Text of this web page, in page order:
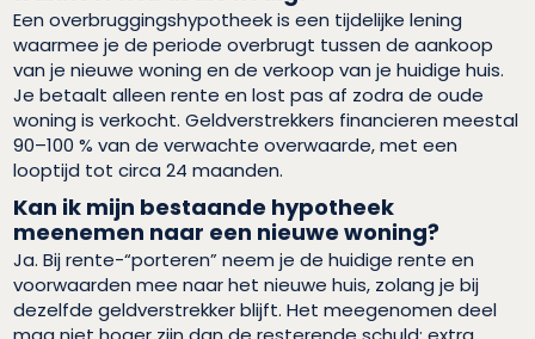
Een overbruggingshypotheek is een tijdelijke lening
waarmee je de periode overbrugt tussen de aankoop
van je nieuwe woning en de verkoop van je huidige huis.
Je betaalt alleen rente en lost pas af zodra de oude
woning is verkocht. Geldverstrekkers financieren meestal
90–100 % van de verwachte overwaarde, met een
looptijd tot circa 24 maanden.
Kan ik mijn bestaande hypotheek
meenemen naar een nieuwe woning?
Ja. Bij rente-“porteren” neem je de huidige rente en
voorwaarden mee naar het nieuwe huis, zolang je bij
dezelfde geldverstrekker blijft. Het meegenomen deel